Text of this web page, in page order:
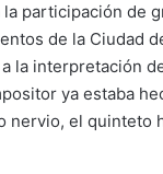
participación de
de la Ciudad
la interpretación
ya estaba
el quinteto